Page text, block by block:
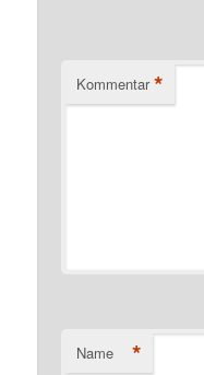
Kommentar *
Name *